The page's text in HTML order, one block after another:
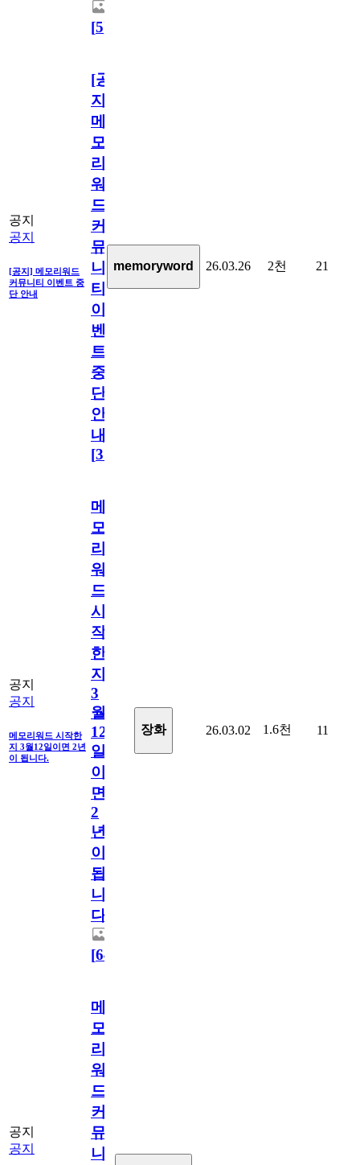
[5]
공지
공지
[공지] 메모리워드
커뮤니티 이벤트 중
단 안내
[공
지]
메
모
리
워
드
커
뮤
니
티
이
벤
트
중
단
안
내
[31
memoryword 26.03.26 2천 21
공지
공지
메모리워드 시작한
지 3월12일이면 2년
이 됩니다.
메
모
리
워
드
시
작
한
지
3
월
12
일
이
면
2
년
이
됩
니
다.
[64
장화 26.03.02 1.6천 11
공지
공지
메
모
리
워
드
커
뮤
니